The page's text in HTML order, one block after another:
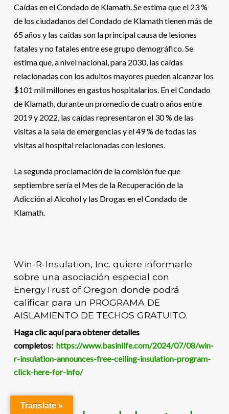
Caídas en el Condado de Klamath. Se estima que el 23 %
de los ciudadanos del Condado de Klamath tienen más de
65 años y las caídas son la principal causa de lesiones
fatales y no fatales entre ese grupo demográfico. Se
estima que, a nivel nacional, para 2030, las caídas
relacionadas con los adultos mayores pueden alcanzar los
$101 mil millones en gastos hospitalarios. En el Condado
de Klamath, durante un promedio de cuatro años entre
2019 y 2022, las caídas representaron el 30 % de las
visitas a la sala de emergencias y el 49 % de todas las
visitas al hospital relacionadas con lesiones.
La segunda proclamación de la comisión fue que
septiembre sería el Mes de la Recuperación de la
Adicción al Alcohol y las Drogas en el Condado de
Klamath.
Win-R-Insulation, Inc. quiere informarle
sobre una asociación especial con
EnergyTrust of Oregon donde podrá
calificar para un PROGRAMA DE
AISLAMIENTO DE TECHOS GRATUITO.
Haga clic aquí para obtener detalles
completos: https://www.basinlife.com/2024/07/08/win-
r-insulation-announces-free-ceiling-insulation-program-
click-here-for-info/
Translate »